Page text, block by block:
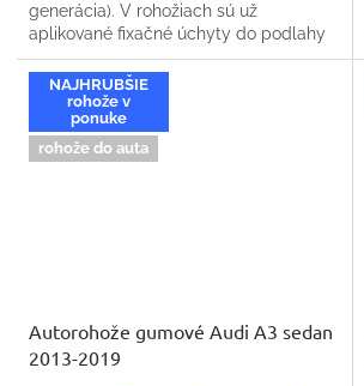
generácia). V rohožiach sú už
aplikované fixačné úchyty do podlahy
NAJHRUBŠIE
rohože v
ponuke
rohože do auta
Autorohože gumové Audi A3 sedan
2013-2019